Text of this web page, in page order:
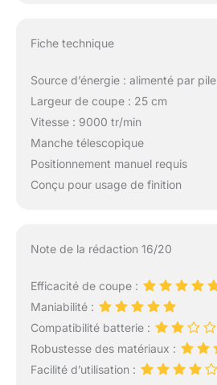
Fiche technique
Source d’énergie : alimenté par pile
Largeur de coupe : 25 cm
Vitesse : 9000 tr/min
Manche télescopique
Positionnement manuel requis
Conçu pour usage de finition
Note de la rédaction 16/20
Efficacité de coupe :
Maniabilité :
Compatibilité batterie :
Robustesse des matériaux :
Facilité d’utilisation :